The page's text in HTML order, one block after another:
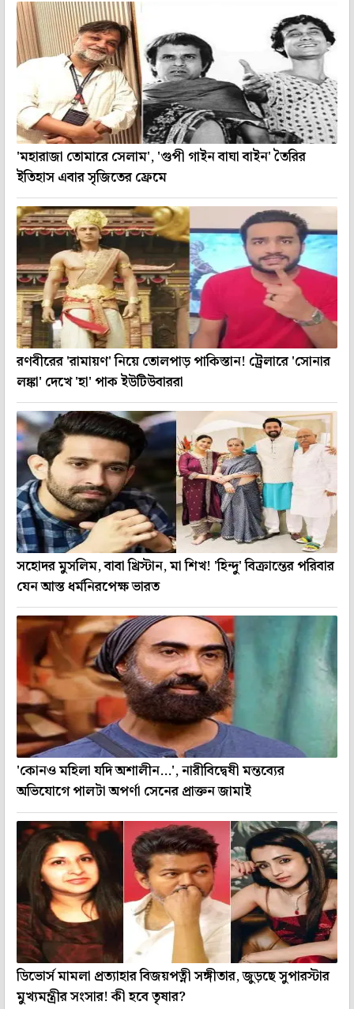
'মহারাজা তোমারে সেলাম', 'গুপী গাইন বাঘা বাইন' তৈরির
ইতিহাস এবার সৃজিতের ফ্রেমে
রণবীরের 'রামায়ণ' নিয়ে তোলপাড় পাকিস্তান! ট্রেলারে 'সোনার
লঙ্কা' দেখে 'হা' পাক ইউটিউবাররা
সহোদর মুসলিম, বাবা খ্রিস্টান, মা শিখ! 'হিন্দু' বিক্রান্তের পরিবার
যেন আস্ত ধর্মনিরপেক্ষ ভারত
'কোনও মহিলা যদি অশালীন...', নারীবিদ্বেষী মন্তব্যের
অভিযোগে পালটা অপর্ণা সেনের প্রাক্তন জামাই
ডিভোর্স মামলা প্রত্যাহার বিজয়পত্নী সঙ্গীতার, জুড়ছে সুপারস্টার
মুখ্যমন্ত্রীর সংসার! কী হবে তৃষার?